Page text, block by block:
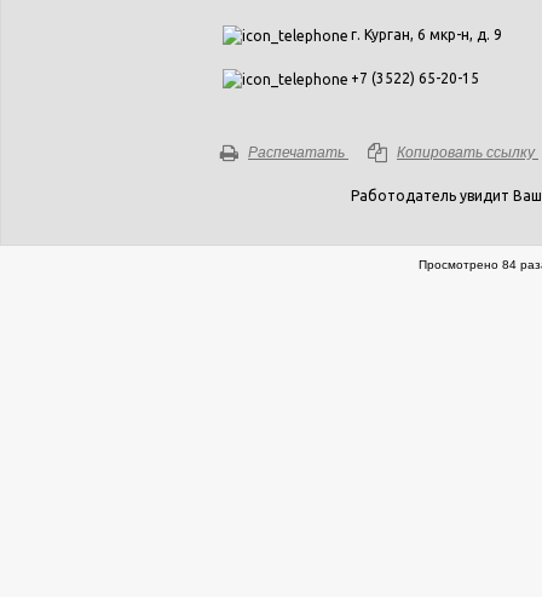
г. Курган, 6 мкр-н, д. 9
+7 (3522) 65-20-15
Распечатать Копировать ссылку
Работодатель увидит
Просмотрено 84